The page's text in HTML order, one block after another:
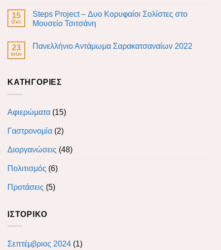
15
Οκτ
Steps Project – Δυο Κορυφαίοι Σολίστες στο
Μουσείο Τσιτσάνη
23
Ιούν
Πανελλήνιο Αντάμωμα Σαρακατσαναίων 2022
KΑΤΗΓΟΡΊΕΣ
Αφιερώματα (15)
Γαστρονομία (2)
Διοργανώσεις (48)
Πολιτισμός (6)
Προτάσεις (5)
ΙΣΤΟΡΙΚΌ
Σεπτέμβριος 2024 (1)